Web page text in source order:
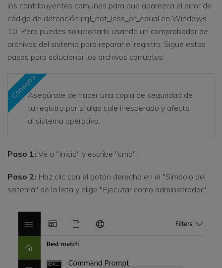
los contribuyentes comunes para que aparezca el error de
código de detención irql_not_less_or_equal en Windows
10. Pero puedes solucionarlo usando un comprobador de
archivos del sistema para reparar el registro. Sigue estos
pasos para solucionar los archivos corruptos:
Consejos:Asegúrate de hacer una copia de seguridad de
tu registro por si algo sale inesperado y afecta
al sistema operativo.
Paso 1: Ve a "Inicio" y escribe "cmd".
Paso 2: Haz clic con el botón derecho en el "Símbolo del
sistema" de la lista y elige "Ejecutar como administrador".